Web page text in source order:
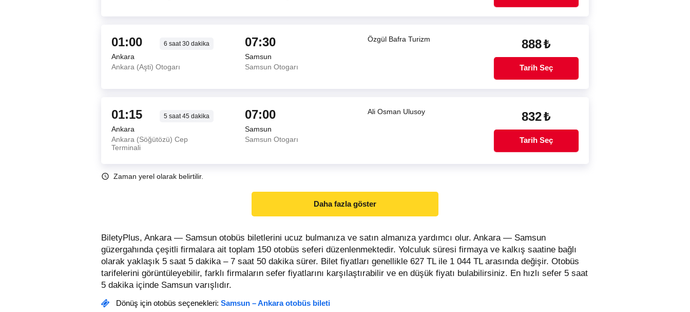
01:00 6 saat30 dakika
Ankara
Ankara (Aşti) Otogarı
07:30
Samsun
Samsun Otogarı
Özgül Bafra Turizm 888₺
Tarih Seç
01:15 5 saat45 dakika
Ankara
Ankara (Söğütözü) Cep
Terminali
07:00
Samsun
Samsun Otogarı
Ali Osman Ulusoy 832₺
Tarih Seç
Zaman yerel olarak belirtilir.
Daha fazla göster
BiletyPlus, Ankara — Samsun otobüs biletlerini ucuz bulmanıza ve satın almanıza yardımcı olur. Ankara — Samsun
güzergahında çeşitli firmalara ait toplam 150 otobüs seferi düzenlenmektedir. Yolculuk süresi firmaya ve kalkış saatine bağlı
olarak yaklaşık 5 saat 5 dakika – 7 saat 50 dakika sürer. Bilet fiyatları genellikle 627 TL ile 1 044 TL arasında değişir. Otobüs
tarifelerini görüntüleyebilir, farklı firmaların sefer fiyatlarını karşılaştırabilir ve en düşük fiyatı bulabilirsiniz. En hızlı sefer 5 saat
5 dakika içinde Samsun varışlıdır.
Dönüş için otobüs seçenekleri: Samsun – Ankara otobüs bileti